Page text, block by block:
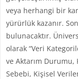
veya herhangi bir
yürürlük kazanır.
bulunacaktır.
olarak “Veri
ve Aktarım Durumu,
Sebebi, Kişisel